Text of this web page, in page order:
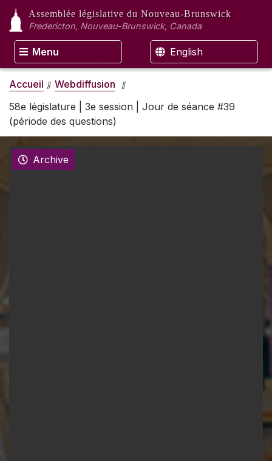
Assemblée législative du Nouveau-Brunswick
Fredericton, Nouveau-Brunswick, Canada
Menu English
Accueil
Webdiffusion
58e législature | 3e session | Jour de séance #39
(période des questions)
Archive